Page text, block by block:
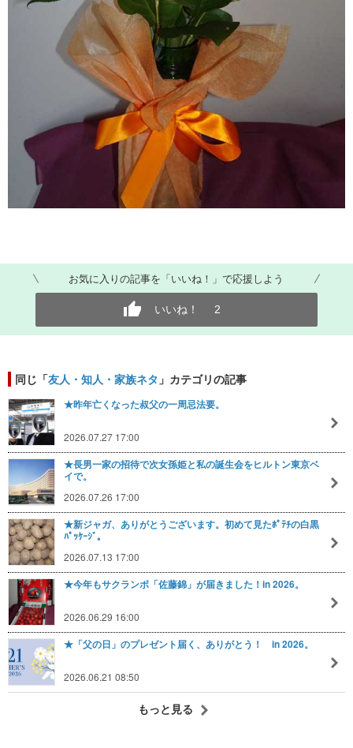
お気に入りの記事を「いいね！」で応援しよう
いいね！ 2
同じ「友人・知人・家族ネタ 」カテゴリの記事
★昨年亡くなった叔父の一周忌法要。
2026.07.27 17:00
★長男一家の招待で次女孫姫と私の誕生会をヒルトン東京ベ
イで。
2026.07.26 17:00
★新ジャガ、ありがとうございます。初めて見たﾎﾟﾃﾁの白黒
ﾊﾟｯｹｰｼﾞ。
2026.07.13 17:00
★今年もサクランボ「佐藤錦」が届きました！in 2026。
2026.06.29 16:00
★「父の日」のプレゼント届く、ありがとう！ in 2026。
2026.06.21 08:50
もっと見る